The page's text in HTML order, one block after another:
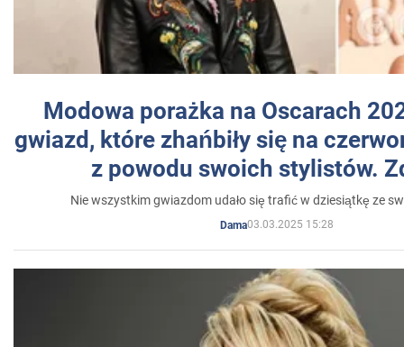
Modowa porażka na Oscarach
gwiazd, które zhańbiły się na
z powodu swoich stylistów.
Nie wszystkim gwiazdom udało się trafić w dziesiątkę ze
Dama03.03.2025 15:28